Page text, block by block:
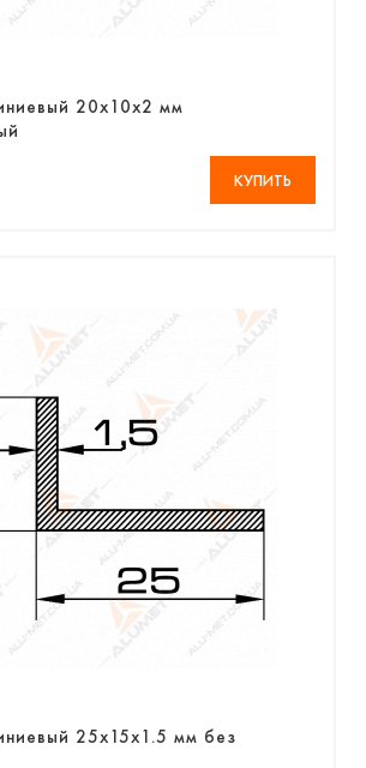
20х10х2 мм
КУПИТЬ
25х15х1.5 мм без